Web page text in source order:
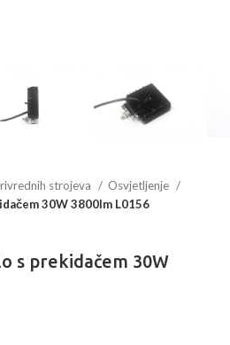
strojeva
Osvjetljenje
30W 3800lm L0156
s prekidačem 30W